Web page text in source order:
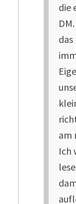
die
das
am
Ich